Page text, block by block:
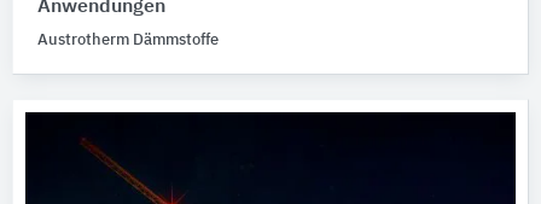
Anwendungen
Austrotherm Dämmstoffe